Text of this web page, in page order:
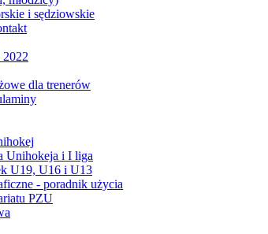
i sędziowskie
dla trenerów
Unihokeja i I liga
U19, U16 i U13
- poradnik użycia
PZU